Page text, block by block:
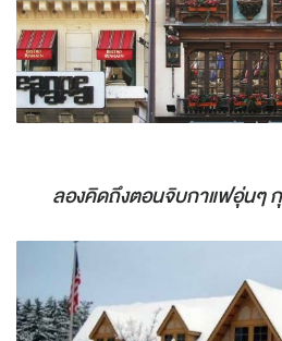
ลองคิดถึงตอนจิบกาแฟอุ่นๆ